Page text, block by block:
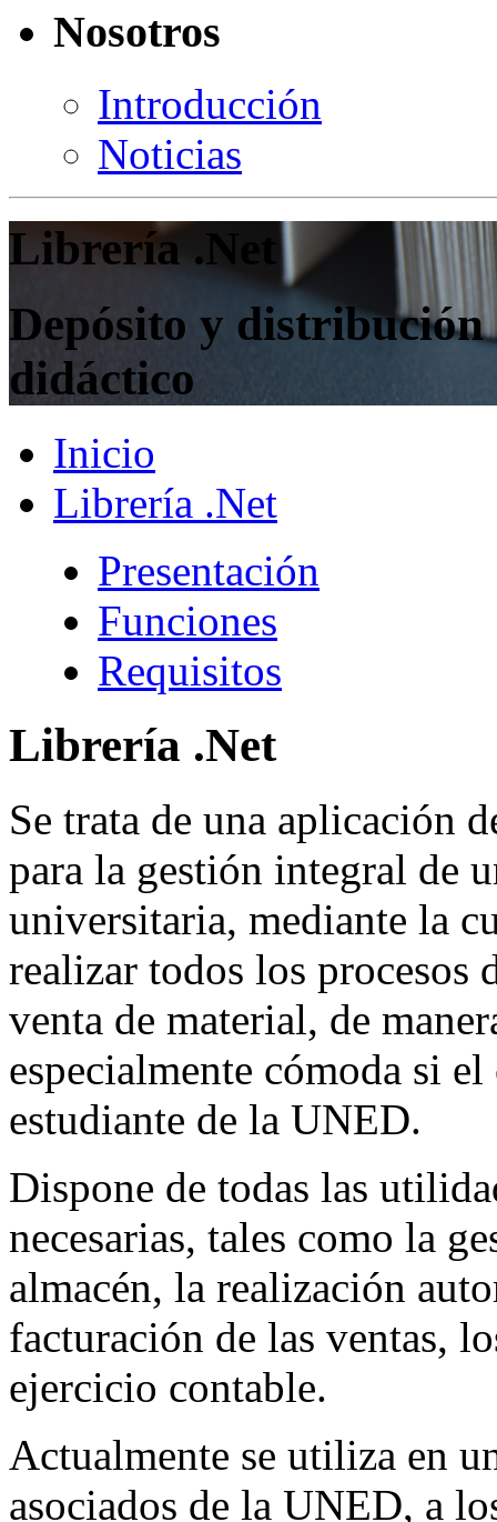
Nosotros
Introducción
Noticias
Librería .Net
Depósito y
didáctico
Inicio
Librería .Net
Presentación
Funciones
Requisitos
Librería .Net
Se trata de una aplicación
para la gestión integral de
universitaria, mediante la
realizar todos los procesos
venta de material, de
especialmente cómoda si el
estudiante de la UNED.
Dispone de todas las
necesarias, tales como la
almacén, la realización
facturación de las ventas,
ejercicio contable.
Actualmente se utiliza en
asociados de la UNED, a